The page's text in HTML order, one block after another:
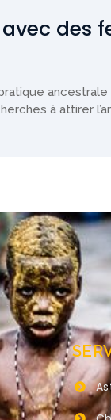
des
à attirer